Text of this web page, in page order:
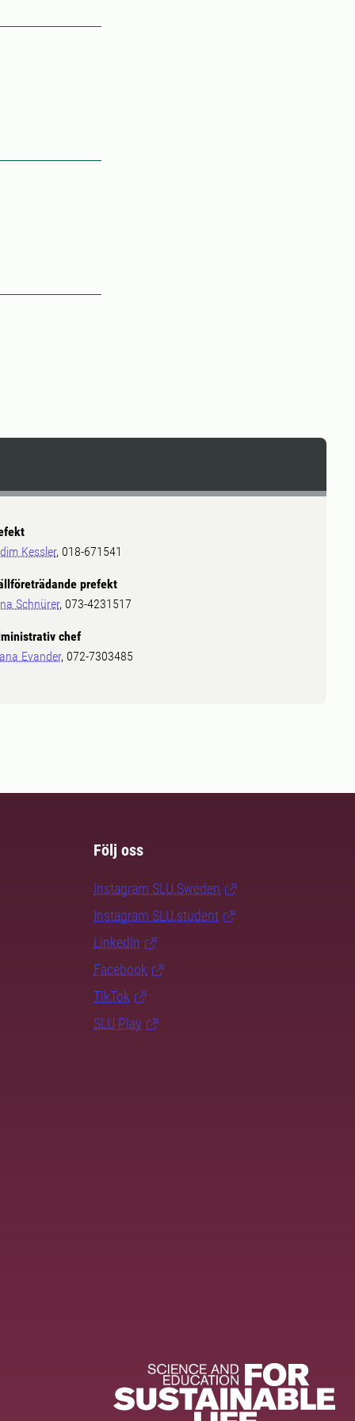
Kessler, 018-671541
prefekt
Schnürer, 073-4231517
chef
Evander, 072-7303485
Följ oss
Instagram SLU.Sweden
Instagram SLU.student
LinkedIn
Facebook
TikTok
SLU Play